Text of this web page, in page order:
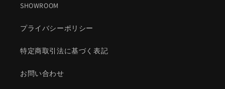
SHOWROOM
プライバシーポリシー
特定商取引法に基づく表記
お問い合わせ